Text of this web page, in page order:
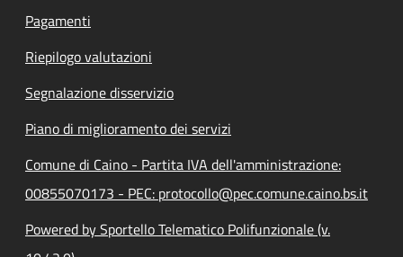
Pagamenti
Riepilogo valutazioni
Segnalazione disservizio
Piano di miglioramento dei servizi
Comune di Caino - Partita IVA dell'amministrazione:
00855070173 - PEC: protocollo@pec.comune.caino.bs.it
Powered by Sportello Telematico Polifunzionale (v.